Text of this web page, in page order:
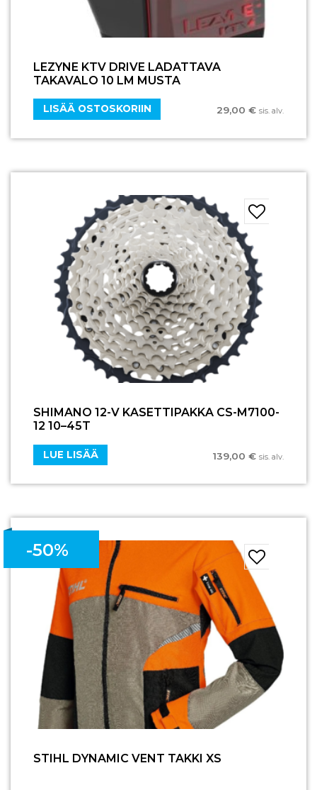
LEZYNE KTV DRIVE LADATTAVA
TAKAVALO 10 LM MUSTA
29,00 € sis. alv.
LISÄÄ OSTOSKORIIN
SHIMANO 12-V KASETTIPAKKA CS-M7100-
12 10–45T
139,00 € sis. alv.
LUE LISÄÄ
-50%
STIHL DYNAMIC VENT TAKKI XS